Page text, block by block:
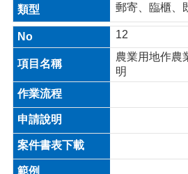
郵寄、臨櫃、
12
農業用地作農
明